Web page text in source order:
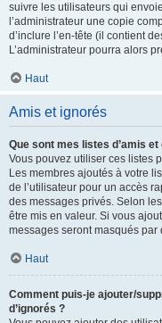
suivre les utilisateurs qui
l’administrateur une copie
d’inclure l’en-tête (il contient
L’administrateur pourra alors
Haut
Amis et ignorés
Que sont mes listes d’amis et
Vous pouvez utiliser ces listes
Les membres ajoutés à votre
de l’utilisateur pour un accès
des messages privés. Selon
être mis en valeur. Si vous
messages seront masqués par
Haut
Comment puis-je ajouter/
d’ignorés ?